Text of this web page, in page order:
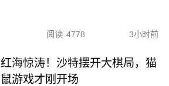
阅读 4778 3小时前
红海惊涛！沙特摆开大棋局，猫
鼠游戏才刚开场